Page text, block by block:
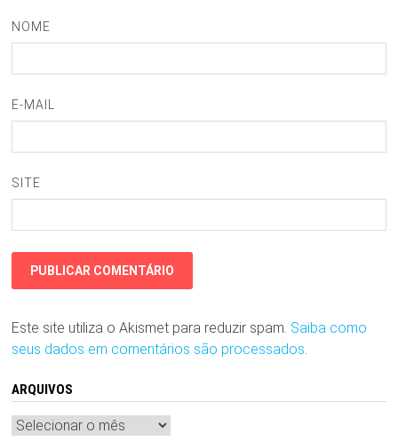
NOME
E-MAIL
SITE
Este site utiliza o Akismet para reduzir spam. Saiba como
seus dados em comentários são processados
ARQUIVOS
Arquivos